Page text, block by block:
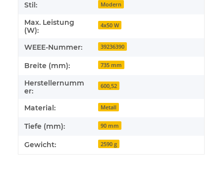
Stil: Modern
Max. Leistung
(W):
4x50 W
WEEE-Nummer: 39236390
Breite (mm): 735 mm
Herstellernumm
er:
600,52
Material: Metall
Tiefe (mm): 90 mm
Gewicht: 2590 g